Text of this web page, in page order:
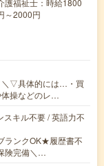
護福祉士：時給1800
～2000円
＼▽具体的には…・買
体操などのレ…
スキル不要 / 英語力不
ランクOK★履歴書不
険完備＼…